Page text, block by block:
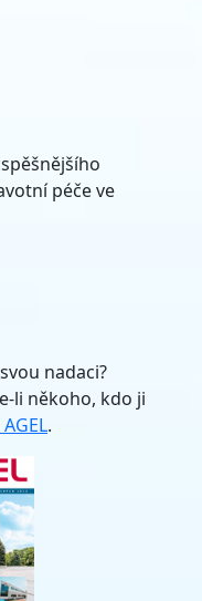
péče ve
nadaci?
li někoho, kdo ji
.